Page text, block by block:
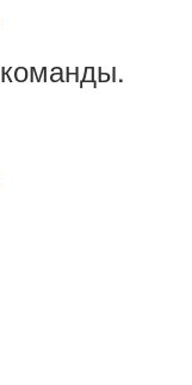
команды.